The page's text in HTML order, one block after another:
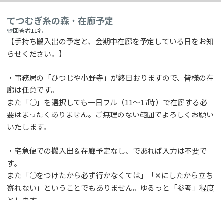
てつむぎ糸の森・在廊予定
回答者11名
【手持ち搬入出の予定と、会期中在廊を予定している日をお知
らせください。】
・事務局の「ひつじや小野寺」が終日おりますので、皆様の在
廊は任意です。
また「○」を選択しても一日フル（11～17時）で在廊する必
要はまったくありません。ご無理のない範囲でよろしくお願い
いたします。
・宅急便での搬入出＆在廊予定なし、であれば入力は不要で
す。
また「○をつけたから必ず行かなくては」「✕にしたから立ち
寄れない」ということでもありません。ゆるっと「参考」程度